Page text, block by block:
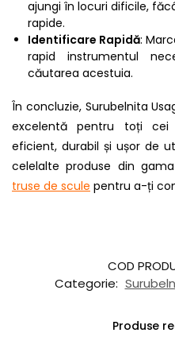
ajungi în locuri dificile,
rapide.
Identificare Rapidă:
rapid instrumentul
căutarea acestuia.
În concluzie, Surubelnita
excelentă pentru toți
eficient, durabil și ușor de
celelalte produse din
truse de scule pentru a-ți
COD
Categorie:
Produse